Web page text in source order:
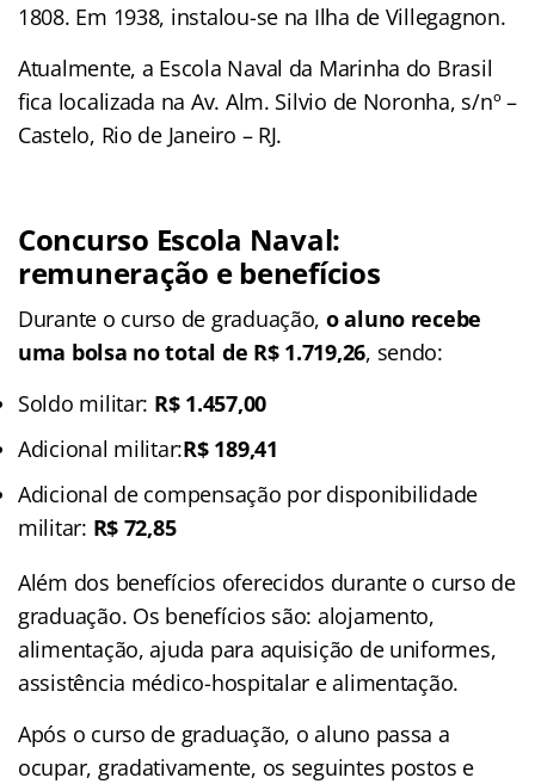
1808. Em 1938, instalou-se na Ilha de Villegagnon.
Atualmente, a Escola Naval da Marinha do Brasil
fica localizada na Av. Alm. Silvio de Noronha, s/nº –
Castelo, Rio de Janeiro – RJ.
Concurso Escola Naval:
remuneração e benefícios
Durante o curso de graduação, o aluno recebe
uma bolsa no total de R$ 1.719,26, sendo:
Soldo militar: R$ 1.457,00
Adicional militar:R$ 189,41
Adicional de compensação por disponibilidade
militar: R$ 72,85
Além dos benefícios oferecidos durante o curso de
graduação. Os benefícios são: alojamento,
alimentação, ajuda para aquisição de uniformes,
assistência médico-hospitalar e alimentação.
Após o curso de graduação, o aluno passa a
ocupar, gradativamente, os seguintes postos e